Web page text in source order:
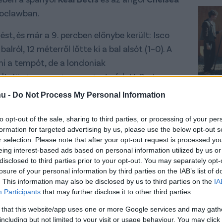
- Do Not Process My Personal Information
opt-out of the sale, sharing to third parties, or processing of your
for targeted advertising by us, please use the below opt-out
selection. Please note that after your opt-out request is processed
interest-based ads based on personal information utilized by us
to third parties prior to your opt-out. You may separately
of your personal information by third parties on the IAB’s list of
This information may also be disclosed by us to third parties on the
Participants that may further disclose it to other third parties.
that this website/app uses one or more Google services and may
but not limited to your visit or usage behaviour. You may
és már a 9. percben előnybe került: Isco
balról, 12 méterről lőtte ki a bal alsót (1–0). A
a tempót, de a londoniak
Jörgensen ugyan nagyot védett Bartra
hiányzott az átütőerő. A félidő második
okozott a Chelsea védelmének, míg a
egyszer Enzo Fernández próbálkozását
így a spanyol voltak előnyben.
nyomást helyezett a Betisre, és
Cole Palmer jobbról, egy remek
aholEnzo FernándezBartra mellől
fejelt (1–1). A gól után is maradt az
lefordult védőjéről a jobb oldalon, majd